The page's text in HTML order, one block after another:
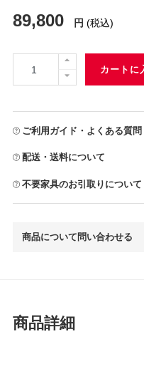
89,800 円 (税込)
カートに
ご利用ガイド・よくある質問
配送・送料について
不要家具のお引取りについて
商品について問い合わせる
商品詳細